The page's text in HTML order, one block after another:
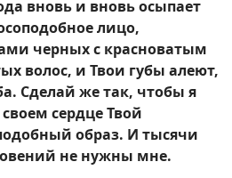
вновь и вновь осыпает
лицо,
черных с красноватым
волос, и Твои губы алеют,
Сделай же так, чтобы я
сердце Твой
образ. И тысячи
не нужны мне.